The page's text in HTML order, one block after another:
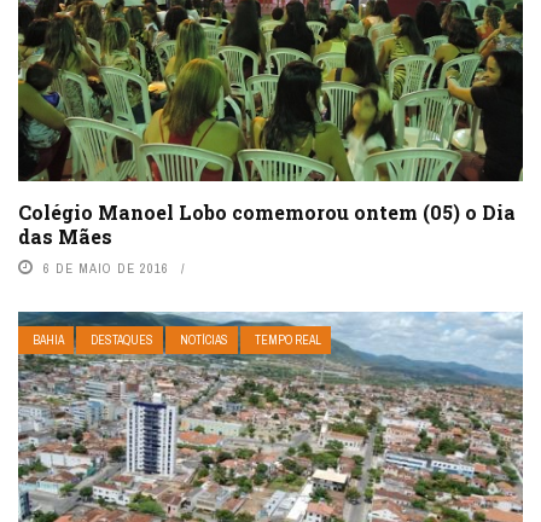
Colégio Manoel Lobo comemorou ontem (05) o Dia
das Mães
6 DE MAIO DE 2016
BAHIA DESTAQUES NOTÍCIAS TEMPO REAL